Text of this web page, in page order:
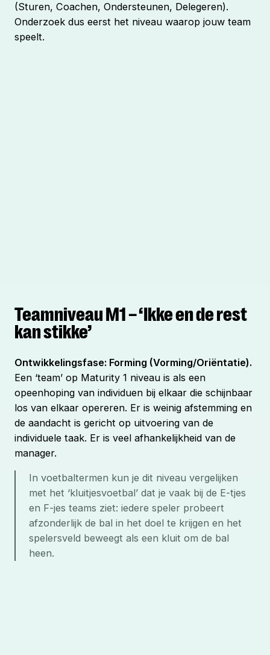
(Sturen, Coachen, Ondersteunen, Delegeren).
Onderzoek dus eerst het niveau waarop jouw team
speelt.
Teamniveau M1 – ‘Ikke en de rest
kan stikke’
Ontwikkelingsfase: Forming (Vorming/Oriëntatie).
Een ‘team’ op Maturity 1 niveau is als een
opeenhoping van individuen bij elkaar die schijnbaar
los van elkaar opereren. Er is weinig afstemming en
de aandacht is gericht op uitvoering van de
individuele taak. Er is veel afhankelijkheid van de
manager.
In voetbaltermen kun je dit niveau vergelijken
met het ‘kluitjesvoetbal’ dat je vaak bij de E-tjes
en F-jes teams ziet: iedere speler probeert
afzonderlijk de bal in het doel te krijgen en het
spelersveld beweegt als een kluit om de bal
heen.